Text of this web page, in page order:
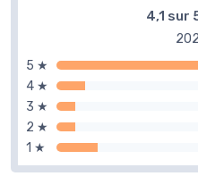
4,1 sur
5 ★
4 ★
3 ★
2 ★
1 ★